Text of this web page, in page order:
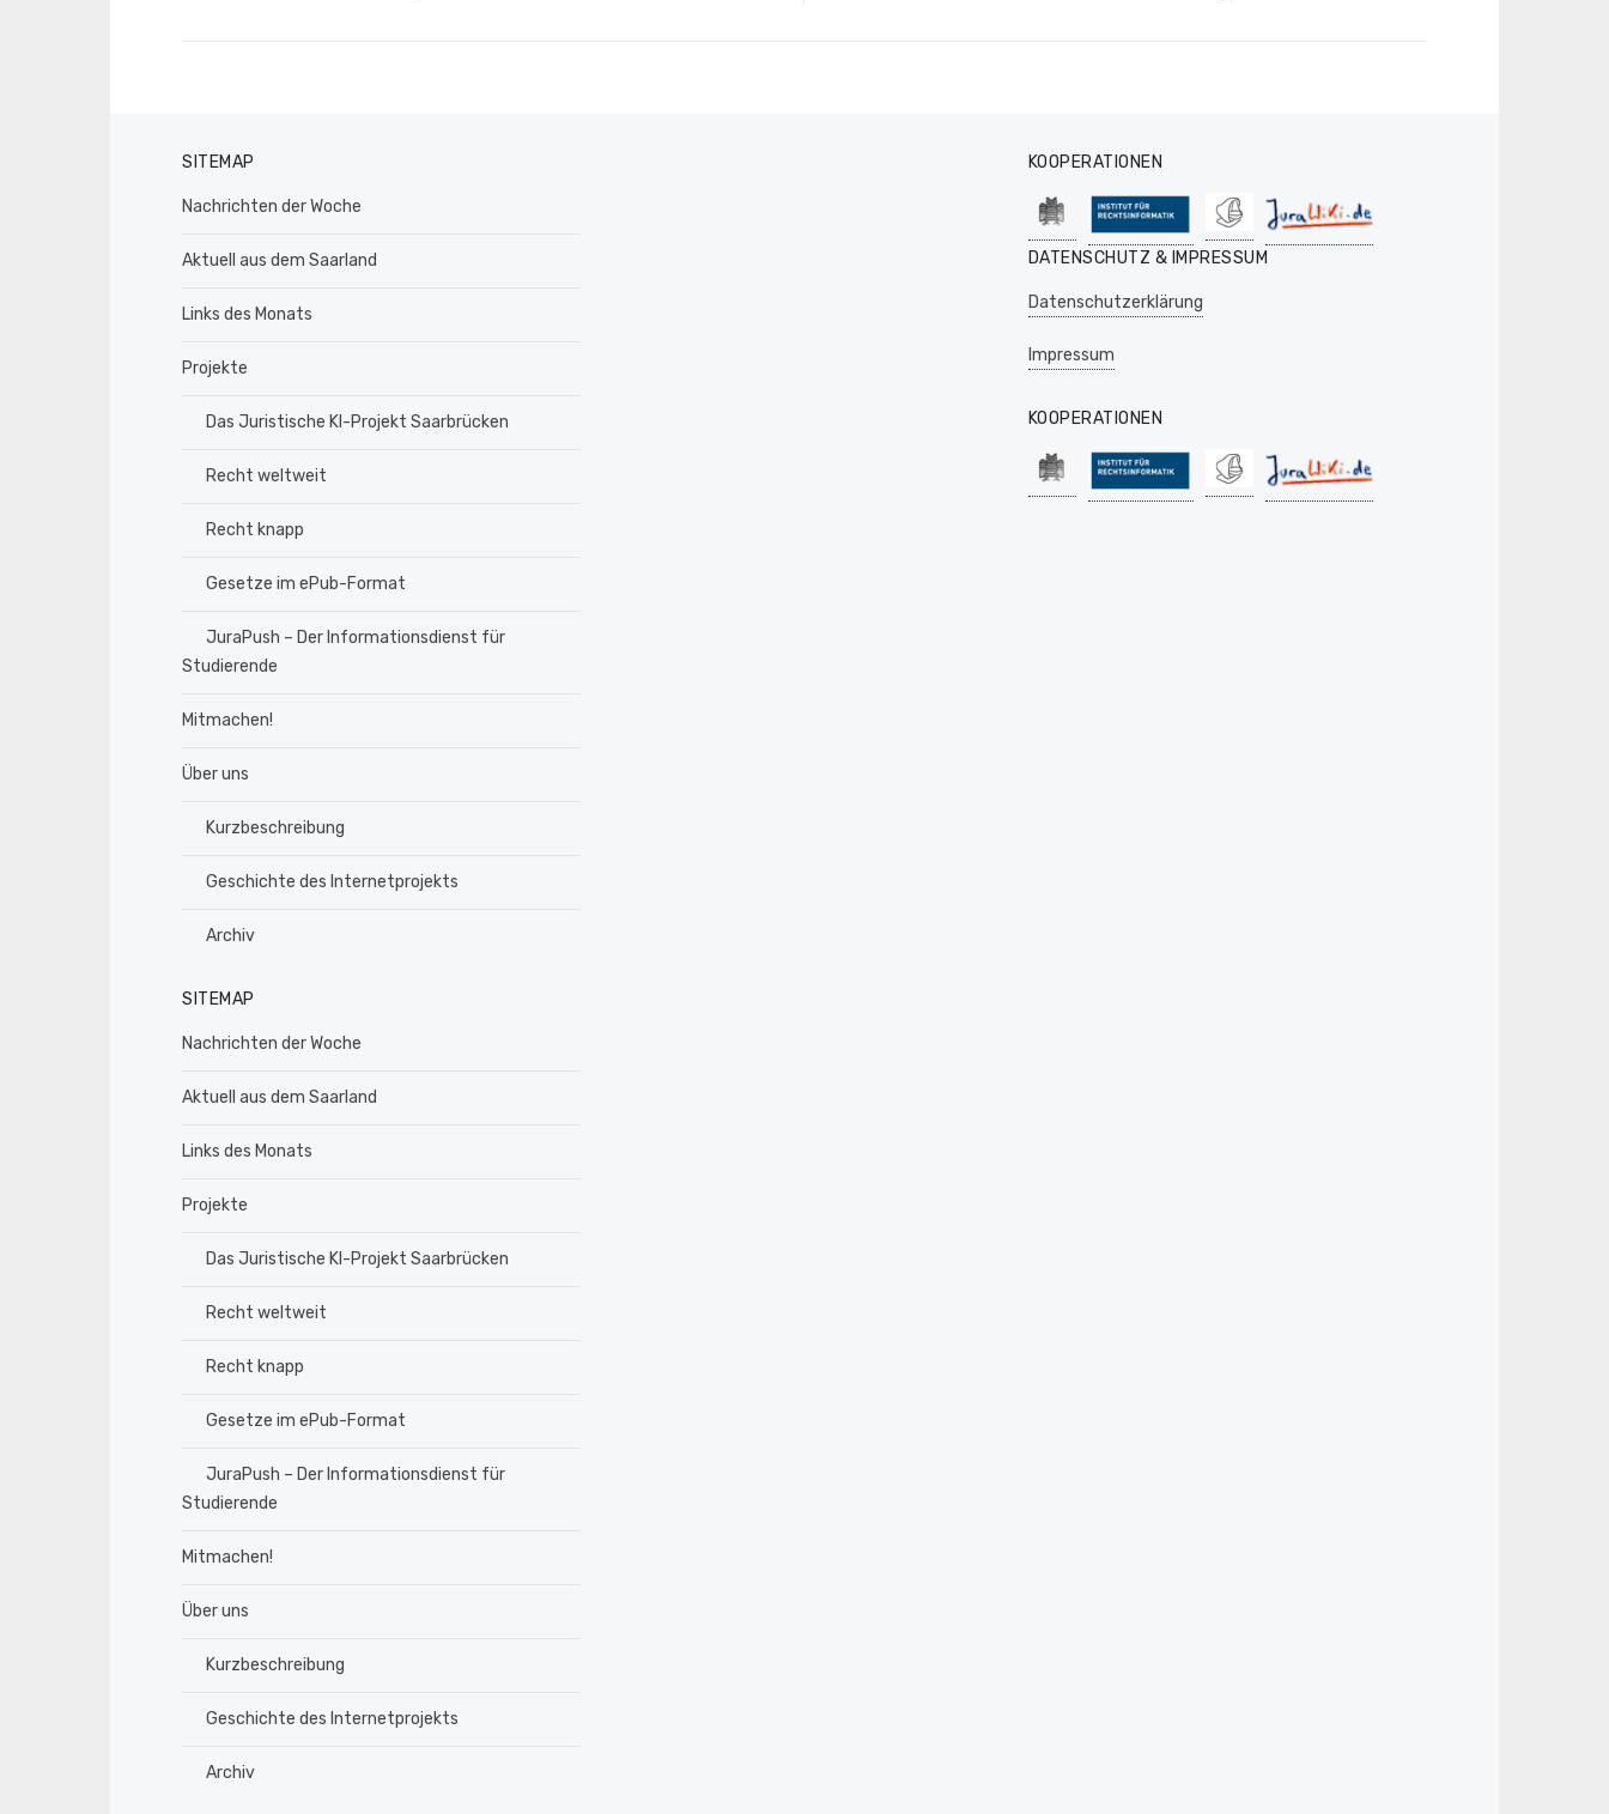
SITEMAP
Nachrichten der Woche
Aktuell aus dem Saarland
Links des Monats
Projekte
Das Juristische KI-Projekt Saarbrücken
Recht weltweit
Recht knapp
Gesetze im ePub-Format
JuraPush – Der Informationsdienst für
Studierende
Mitmachen!
Über uns
Kurzbeschreibung
Geschichte des Internetprojekts
Archiv
SITEMAP
Nachrichten der Woche
Aktuell aus dem Saarland
Links des Monats
Projekte
Das Juristische KI-Projekt Saarbrücken
Recht weltweit
Recht knapp
Gesetze im ePub-Format
JuraPush – Der Informationsdienst für
Studierende
Mitmachen!
Über uns
Kurzbeschreibung
Geschichte des Internetprojekts
Archiv
KOOPERATIONEN
DATENSCHUTZ & IMPRESSUM
Datenschutzerklärung
Impressum
KOOPERATIONEN